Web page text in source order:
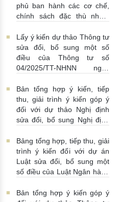
phủ ban hành các cơ chế,
chính sách đặc thù nhằm
pháp luật về phòng, chống
rửa tiền nhằm đáp ứng yêu
cầu cấp bách trong thực
hiện cam kết quốc tế về trao
về thuế
22/07/2026 |
14:54:00
Lấy ý kiến dự thảo Thông tư
sửa đổi, bổ sung một số
điều của Thông tư số
04/2025/TT-NHNN ngày
định thời hạn lưu trữ hồ sơ,
tài liệu ngành Ngân hàng
16/07/2026 | 10:00:00
Bản tổng hợp ý kiến, tiếp
thu, giải trình ý kiến góp ý
đối với dự thảo Nghị định
sửa đổi, bổ sung Nghị định
13/07/2026 | 16:00:00
Bảng tổng hợp, tiếp thu, giải
trình ý kiến đối với dự án
Luật sửa đổi, bổ sung một
số điều của Luật Ngân hàng
Phòng, chống rửa tiền và
Bản tổng hợp ý kiến góp ý